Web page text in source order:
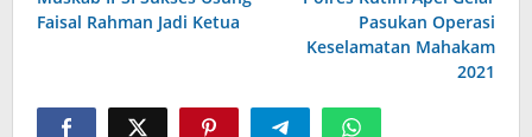
Faisal Rahman Jadi Ketua
Pasukan Operasi
Keselamatan Mahakam
2021